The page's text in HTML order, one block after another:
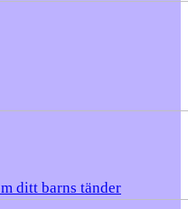
ditt barns tänder